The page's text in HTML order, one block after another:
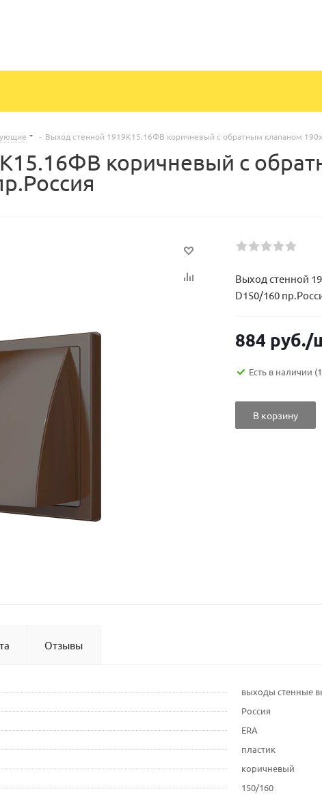
- Выход стенной 1919К15.16ФВ коричневый с обратным клапаном
коричневый с
Выход стенной
D150/160
884 руб./
Есть в наличии
В корзину
Отзывы
выходы стенные
Россия
ERA
пластик
коричневый
150/160